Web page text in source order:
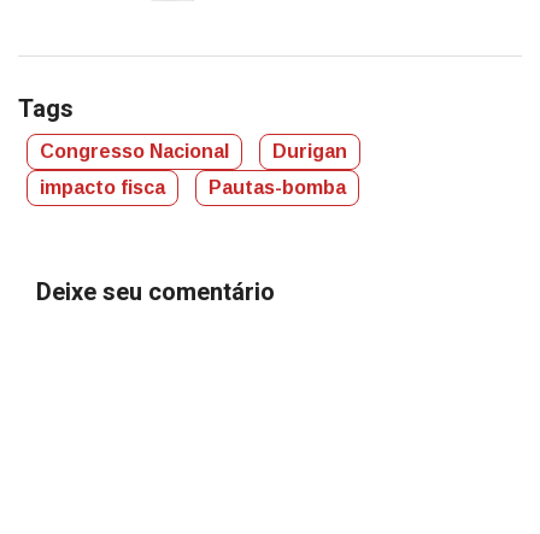
Tags
Congresso Nacional
Durigan
impacto fisca
Pautas-bomba
Deixe seu comentário